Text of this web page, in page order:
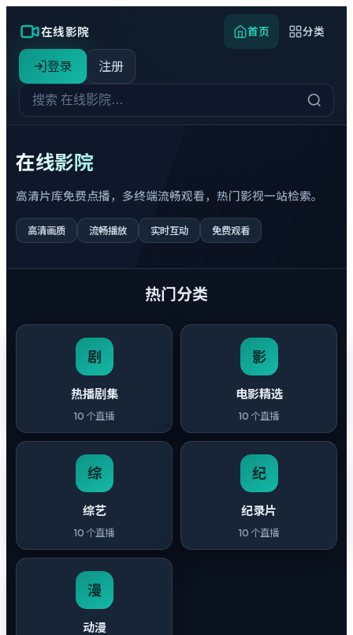
在线影院 首页 分类
登录 注册
在线影院
高清片库免费点播，多终端流畅观看，热门影视一站检索。
高清画质 流畅播放 实时互动 免费观看
热门分类
剧
热播剧集
10 个直播
影
电影精选
10 个直播
综
综艺
10 个直播
纪
纪录片
10 个直播
漫
动漫